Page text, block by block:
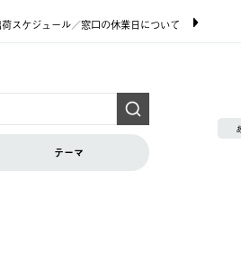
スケジュール／窓口の休業日について
テーマ